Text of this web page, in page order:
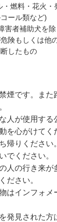
・燃料・花火・
ール類など)
害者補助犬を除
険もしくは他
したもの
煙です。また
人が使用する
を心がけてく
帰りください。
でください。
人の行き来が
ださい。
はインフォメ
発見された方